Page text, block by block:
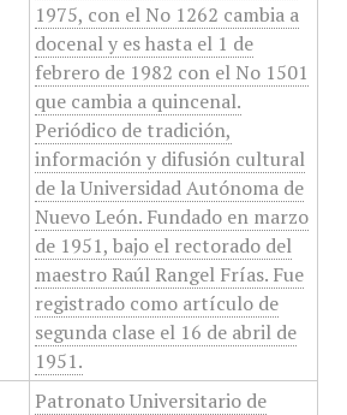
1975, con el No 1262 cambia a
docenal y es hasta el 1 de
febrero de 1982 con el No 1501
que cambia a quincenal.
Periódico de tradición,
información y difusión cultural
de la Universidad Autónoma de
Nuevo León. Fundado en marzo
de 1951, bajo el rectorado del
maestro Raúl Rangel Frías. Fue
registrado como artículo de
segunda clase el 16 de abril de
1951.
Patronato Universitario de